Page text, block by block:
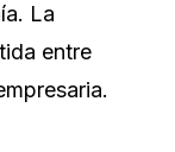
La
entre